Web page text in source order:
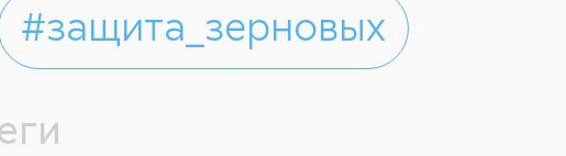
#защита_зерновых